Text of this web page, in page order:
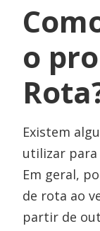
o
Existem
utilizar para
Em geral,
de rota ao
partir de